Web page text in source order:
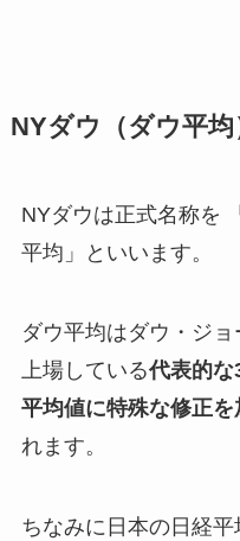
NYダウ（ダウ平均
NYダウは正式名称を
平均」といいます。
ダウ平均はダウ・ジ
上場している代表的な
平均値に特殊な修正を
れます。
ちなみに日本の日経